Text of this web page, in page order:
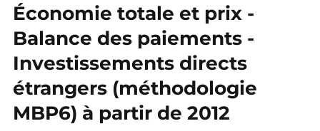
Économie totale et prix -
Balance des paiements -
Investissements directs
étrangers (méthodologie
MBP6) à partir de 2012